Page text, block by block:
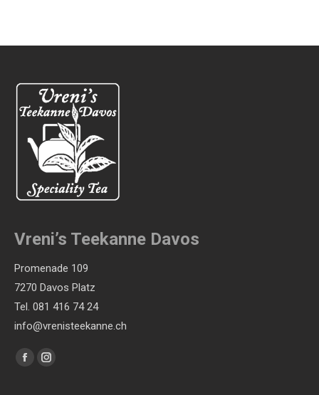
Vreni’s Teekanne Davos
Promenade 109
7270 Davos Platz
Tel. 081 416 74 24
info@vrenisteekanne.ch
Finden Sie uns auf:
FacebookInstagram